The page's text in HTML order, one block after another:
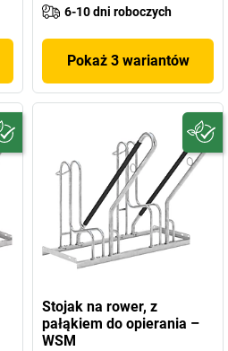
6-10 dni roboczych
Pokaż 3 wariantów
Stojak na rower, z
pałąkiem do opierania –
WSM